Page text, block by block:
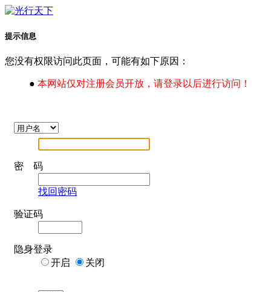
提示信息
您没有权限访问此页面，可能有如下原因：
● 本网站仅对注册会员开放，请登录以后进行访问！
密 码
找回密码
验证码
隐身登录
开启
关闭